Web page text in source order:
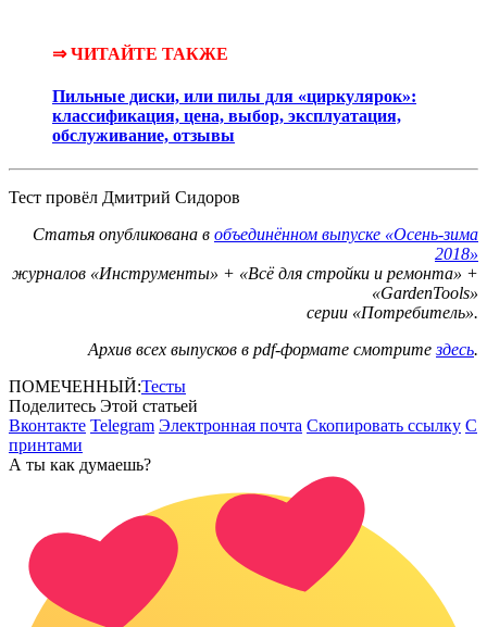
⇒ ЧИТАЙТЕ ТАКЖЕ
Пильные диски, или пилы для «циркулярок»:
классификация, цена, выбор, эксплуатация,
обслуживание, отзывы
Тест провёл Дмитрий Сидоров
Статья опубликована в объединённом выпуске «Осень-зима
2018»
журналов «Инструменты» + «Всё для стройки и ремонта» +
«GardenTools»
серии «Потребитель».
Архив всех выпусков в pdf-формате смотритездесь.
ПОМЕЧЕННЫЙ:Тесты
Поделитесь Этой статьей
Вконтакте Telegram Электронная почта Скопировать ссылку С
принтами
А ты как думаешь?